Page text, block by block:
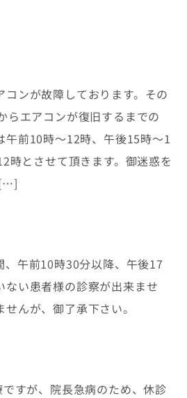
ンが故障しております。その
らエアコンが復旧するまでの
午前10時〜12時、午後15時〜1
時とさせて頂きます。御迷惑を
[…]
、午前10時30分以降、午後17
ない患者様の診察が出来ませ
んが、御了承下さい。
すが、院長急病のため、休診